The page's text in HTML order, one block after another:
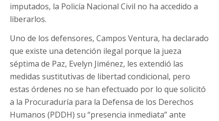
imputados, la Policía Nacional Civil no ha accedido a
liberarlos.
Uno de los defensores, Campos Ventura, ha declarado
que existe una detención ilegal porque la jueza
séptima de Paz, Evelyn Jiménez, les extendió las
medidas sustitutivas de libertad condicional, pero
estas órdenes no se han efectuado por lo que solicitó
a la Procuraduría para la Defensa de los Derechos
Humanos (PDDH) su “presencia inmediata” ante